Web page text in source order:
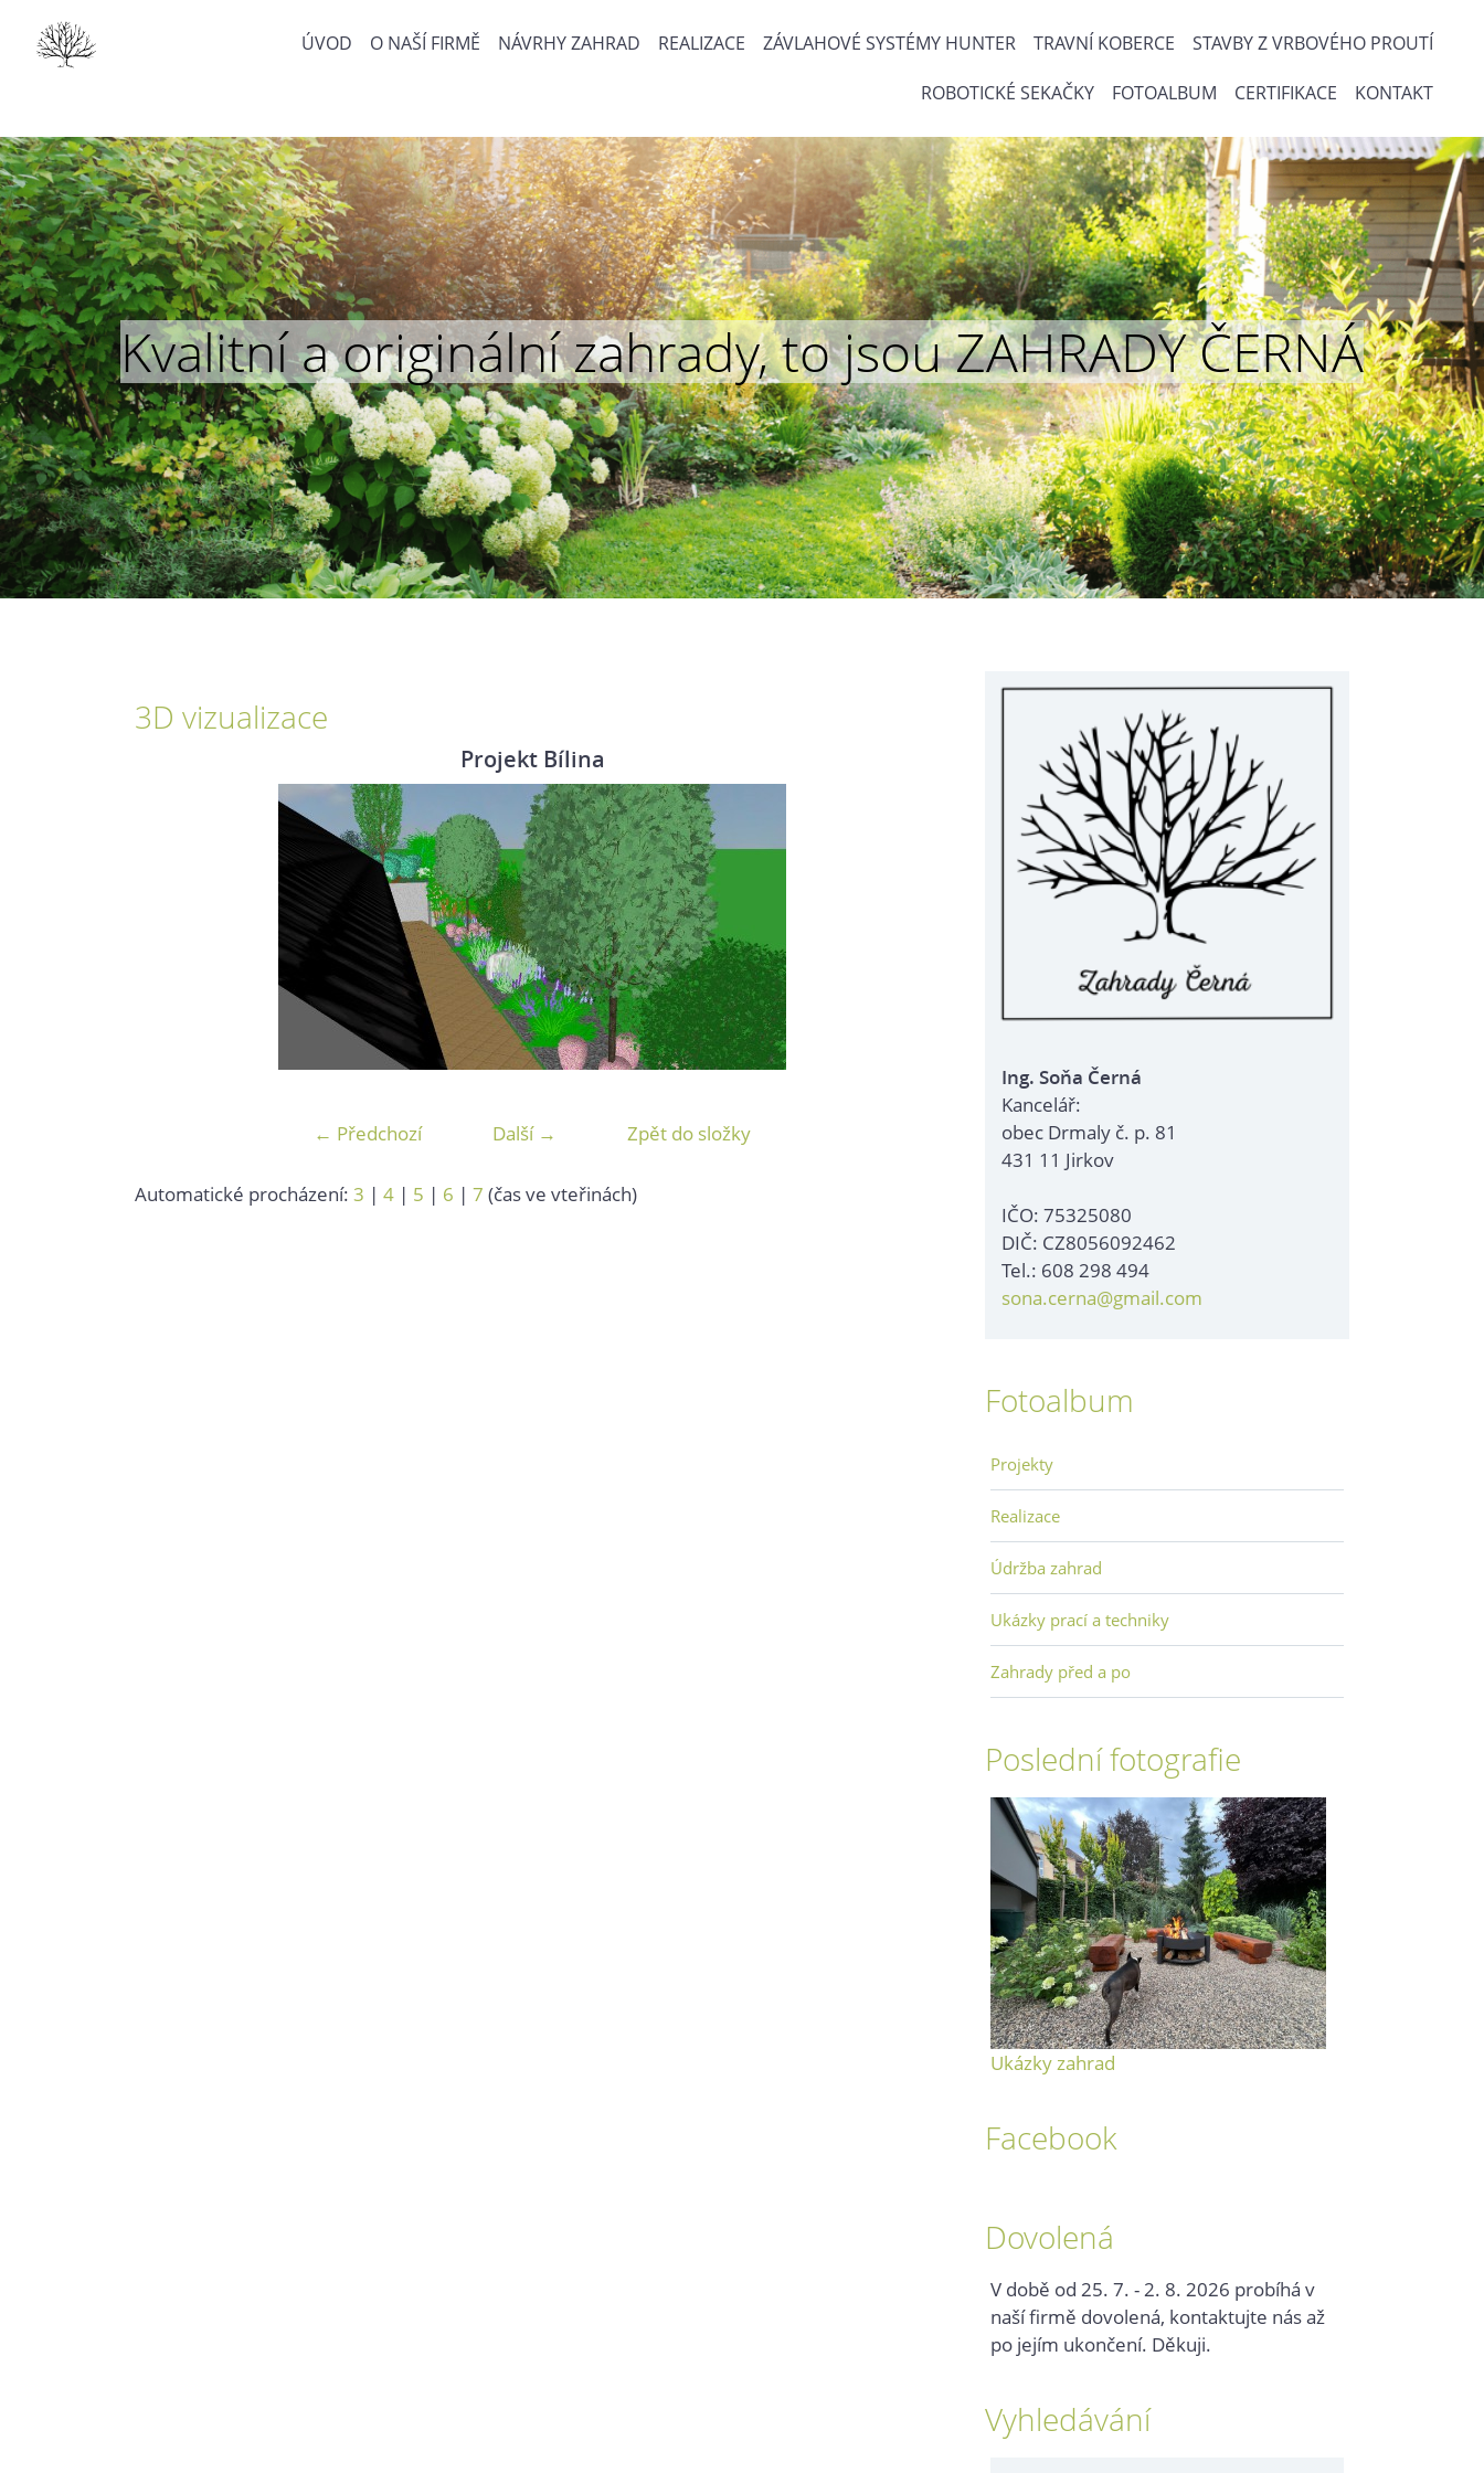
ÚVOD O NAŠÍ FIRMĚ NÁVRHY ZAHRAD REALIZACE ZÁVLAHOVÉ SYSTÉMY HUNTER TRAVNÍ KOBERCE STAVBY Z VRBOVÉHO PROUTÍ
ROBOTICKÉ SEKAČKY FOTOALBUM CERTIFIKACE KONTAKT
Kvalitní a originální zahrady, to jsou ZAHRADY ČERNÁ
3D vizualizace
Projekt Bílina
← Předchozí Další → Zpět do složky
Automatické procházení: 3 | 4 | 5 | 6 | 7 (čas ve vteřinách)
Ing. Soňa Černá
Kancelář:
obec Drmaly č. p. 81
431 11 Jirkov
IČO: 75325080
DIČ: CZ8056092462
Tel.: 608 298 494
sona.cerna@gmail.com
Fotoalbum
Projekty
Realizace
Údržba zahrad
Ukázky prací a techniky
Zahrady před a po
Poslední fotografie
Ukázky zahrad
Facebook
Dovolená
V době od 25. 7. - 2. 8. 2026 probíhá v
naší firmě dovolená, kontaktujte nás až
po jejím ukončení. Děkuji.
Vyhledávání